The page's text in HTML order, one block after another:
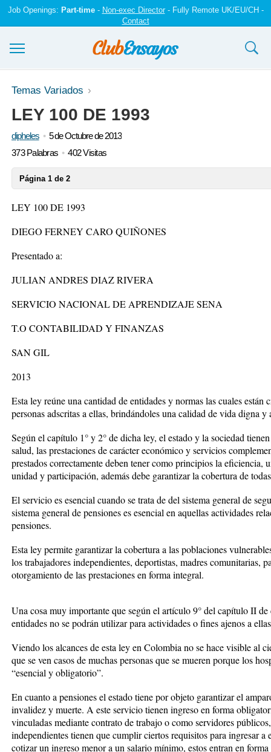
Job Openings: Part-time- Non-exec Director- Fully Remote UK/EU/CH -
Contact
Ensayos y trabajos
Registrarse
Iniciar sesión
Temas Variados
LEY 100 DE 1993
dipheles
5 de Octubre de 2013
373 Palabras
402 Visitas
Página 1 de 2
LEY 100 DE 1993
DIEGO FERNEY CARO QUIÑONES
Presentado a:
JULIAN ANDRES DIAZ RIVERA
SERVICIO NACIONAL DE APRENDIZAJE SENA
T.O CONTABILIDAD Y FINANZAS
SAN GIL
2013
Esta ley reúne una cantidad de entidades y normas las cuales están
personas adscritas a ellas, brindándoles una calidad de vida digna
Según el capítulo 1° y 2° de dicha ley, el estado y la sociedad
salud, las prestaciones de carácter económico y servicios
prestados correctamente deben tener como principios la eficiencia,
unidad y participación, además debe garantizar la cobertura de
El servicio es esencial cuando se trata de del sistema general de
sistema general de pensiones es esencial en aquellas actividades
pensiones.
Esta ley permite garantizar la cobertura a las poblaciones
los trabajadores independientes, deportistas, madres comunitarias,
otorgamiento de las prestaciones en forma integral.
Una cosa muy importante que según el artículo 9° del capítulo II de
entidades no se podrán utilizar para actividades o fines ajenos a
Viendo los alcances de esta ley en Colombia no se hace visible al
que se ven casos de muchas personas que se mueren porque los
“esencial y obligatorio”.
En cuanto a pensiones el estado tiene por objeto garantizar el
invalidez y muerte. A este servicio tienen ingreso en forma
vinculadas mediante contrato de trabajo o como servidores
independientes tienen que cumplir ciertos requisitos para ingresar
cotizar un ingreso menor a un salario mínimo, estos entran en